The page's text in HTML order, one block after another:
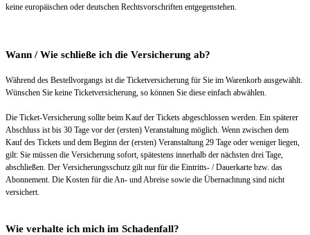
keine europäischen oder deutschen Rechtsvorschriften entgegenstehen.
Wann / Wie schließe ich die Versicherung ab?
Während des Bestellvorgangs ist die Ticketversicherung für Sie im Warenkorb ausgewählt.
Wünschen Sie keine Ticketversicherung, so können Sie diese einfach abwählen.
Die Ticket-Versicherung sollte beim Kauf der Tickets abgeschlossen werden. Ein späterer
Abschluss ist bis 30 Tage vor der (ersten) Veranstaltung möglich. Wenn zwischen dem
Kauf des Tickets und dem Beginn der (ersten) Veranstaltung 29 Tage oder weniger liegen,
gilt: Sie müssen die Versicherung sofort, spätestens innerhalb der nächsten drei Tage,
abschließen. Der Versicherungsschutz gilt nur für die Eintritts- / Dauerkarte bzw. das
Abonnement. Die Kosten für die An- und Abreise sowie die Übernachtung sind nicht
versichert.
Wie verhalte ich mich im Schadenfall?